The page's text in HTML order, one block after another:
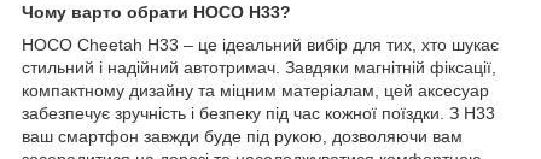
Чому варто обрати HOCO H33?
HOCO Cheetah H33 – це ідеальний вибір для тих, хто шукає
стильний і надійний автотримач. Завдяки магнітній фіксації,
компактному дизайну та міцним матеріалам, цей аксесуар
забезпечує зручність і безпеку під час кожної поїздки. З H33
ваш смартфон завжди буде під рукою, дозволяючи вам